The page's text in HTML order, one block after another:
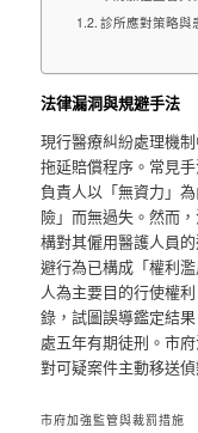
診所應對策略與
法律漏洞與規避手法
現行醫療糾紛處理機
拖延賠償程序。常見
負責人以「無資力」
險」而無過失。然而
構對其僱用醫護人員
避行為已構成「權利
人為主要目的行使權
錄，試圖誤導鑑定結
處五年有期徒刑。市
對可疑案件主動移送
市府加強監管與裁罰措施